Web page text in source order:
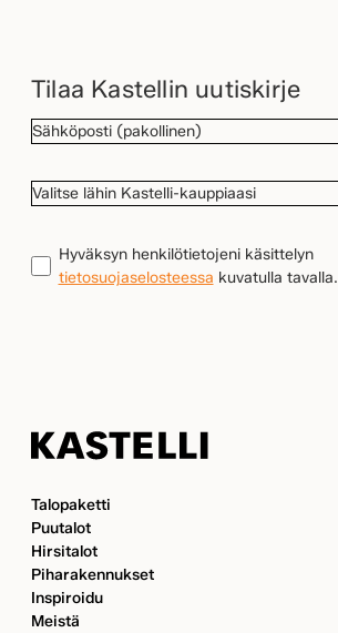
Tilaa Kastellin uutiskirje
SÄHKÖPOSTI(Pakollinen)
VALITSE
KAUPPIAASI
TIETOSUOJA(Pakollinen)
Hyväksyn henkilötietojeni käsittelyn
tietosuojaselosteessa kuvatulla tavalla.
Talopaketti
Puutalot
Hirsitalot
Piharakennukset
Inspiroidu
Meistä